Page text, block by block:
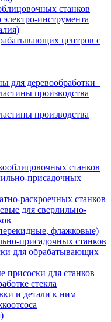
станков
инструмента
центров с
для деревообработки
производства
производства
станков
присадочных
раскроечных станков
для сверлильно-
флажковые)
присадочных станков
для обрабатывающих
присоски для станков
стекла
и детали к ним